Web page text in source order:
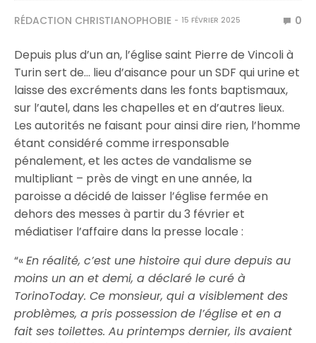
RÉDACTION CHRISTIANOPHOBIE 15 FÉVRIER 2025 0
Depuis plus d’un an, l’église saint Pierre de Vincoli à
Turin sert de… lieu d’aisance pour un SDF qui urine et
laisse des excréments dans les fonts baptismaux,
sur l’autel, dans les chapelles et en d’autres lieux.
Les autorités ne faisant pour ainsi dire rien, l’homme
étant considéré comme irresponsable
pénalement, et les actes de vandalisme se
multipliant – près de vingt en une année, la
paroisse a décidé de laisser l’église fermée en
dehors des messes à partir du 3 février et
médiatiser l’affaire dans la presse locale :
“«En réalité, c’est une histoire qui dure depuis au
moins un an et demi, a déclaré le curé à
TorinoToday. Ce monsieur, qui a visiblement des
problèmes, a pris possession de l’église et en a
fait ses toilettes. Au printemps dernier, ils avaient